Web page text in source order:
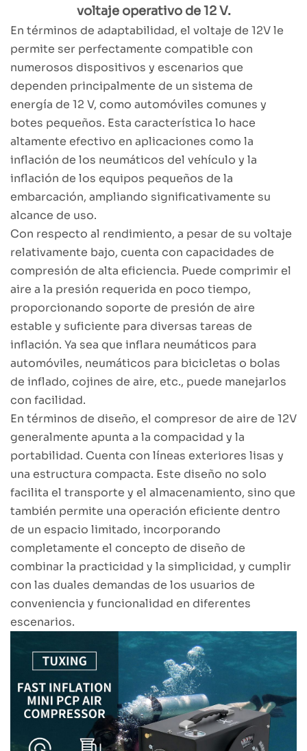
voltaje operativo de 12 V.
En términos de adaptabilidad, el voltaje de 12V le
permite ser perfectamente compatible con
numerosos dispositivos y escenarios que
dependen principalmente de un sistema de
energía de 12 V, como automóviles comunes y
botes pequeños. Esta característica lo hace
altamente efectivo en aplicaciones como la
inflación de los neumáticos del vehículo y la
inflación de los equipos pequeños de la
embarcación, ampliando significativamente su
alcance de uso.
Con respecto al rendimiento, a pesar de su voltaje
relativamente bajo, cuenta con capacidades de
compresión de alta eficiencia. Puede comprimir el
aire a la presión requerida en poco tiempo,
proporcionando soporte de presión de aire
estable y suficiente para diversas tareas de
inflación. Ya sea que inflara neumáticos para
automóviles, neumáticos para bicicletas o bolas
de inflado, cojines de aire, etc., puede manejarlos
con facilidad.
En términos de diseño, el compresor de aire de 12V
generalmente apunta a la compacidad y la
portabilidad. Cuenta con líneas exteriores lisas y
una estructura compacta. Este diseño no solo
facilita el transporte y el almacenamiento, sino que
también permite una operación eficiente dentro
de un espacio limitado, incorporando
completamente el concepto de diseño de
combinar la practicidad y la simplicidad, y cumplir
con las duales demandas de los usuarios de
conveniencia y funcionalidad en diferentes
escenarios.